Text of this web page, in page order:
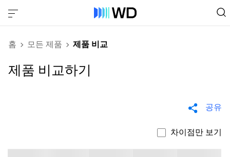
홈 모든 제품 제품 비교
제품 비교하기
공유
차이점만 보기